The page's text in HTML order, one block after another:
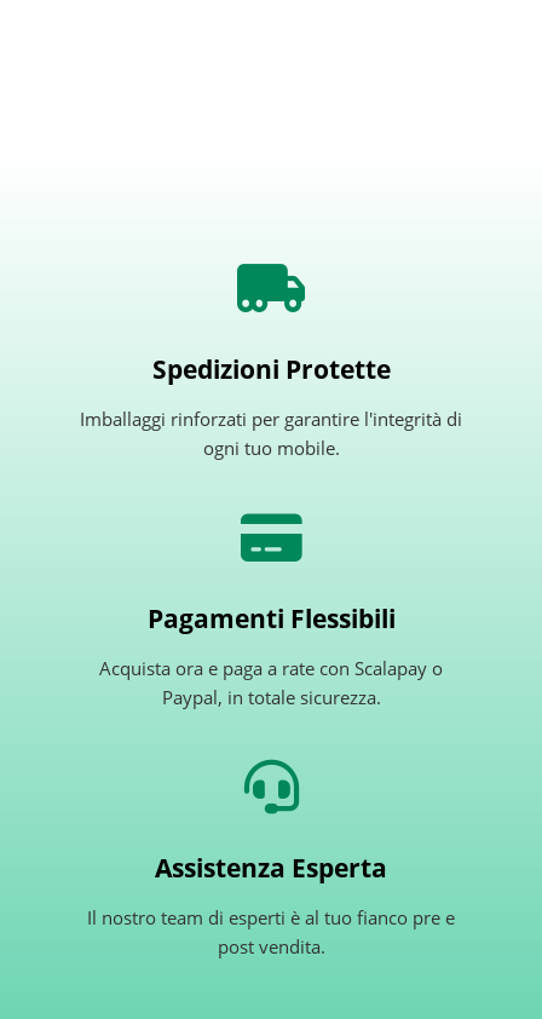
Spedizioni Protette
Imballaggi rinforzati per garantire l'integrità di
ogni tuo mobile.
Pagamenti Flessibili
Acquista ora e paga a rate con Scalapay o
Paypal, in totale sicurezza.
Assistenza Esperta
Il nostro team di esperti è al tuo fianco pre e
post vendita.